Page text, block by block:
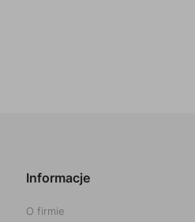
Informacje
O firmie